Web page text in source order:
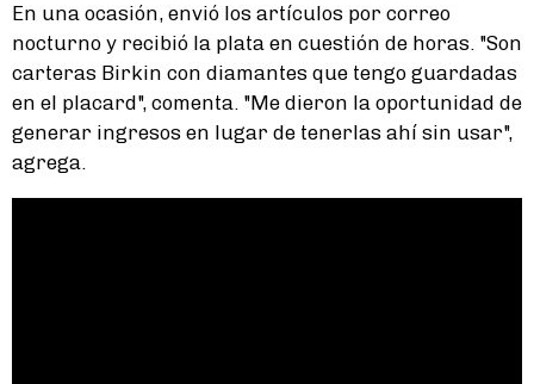
En una ocasión, envió los artículos por correo
nocturno y recibió la plata en cuestión de horas. "Son
carteras Birkin con diamantes que tengo guardadas
en el placard", comenta. "Me dieron la oportunidad de
generar ingresos en lugar de tenerlas ahí sin usar",
agrega.